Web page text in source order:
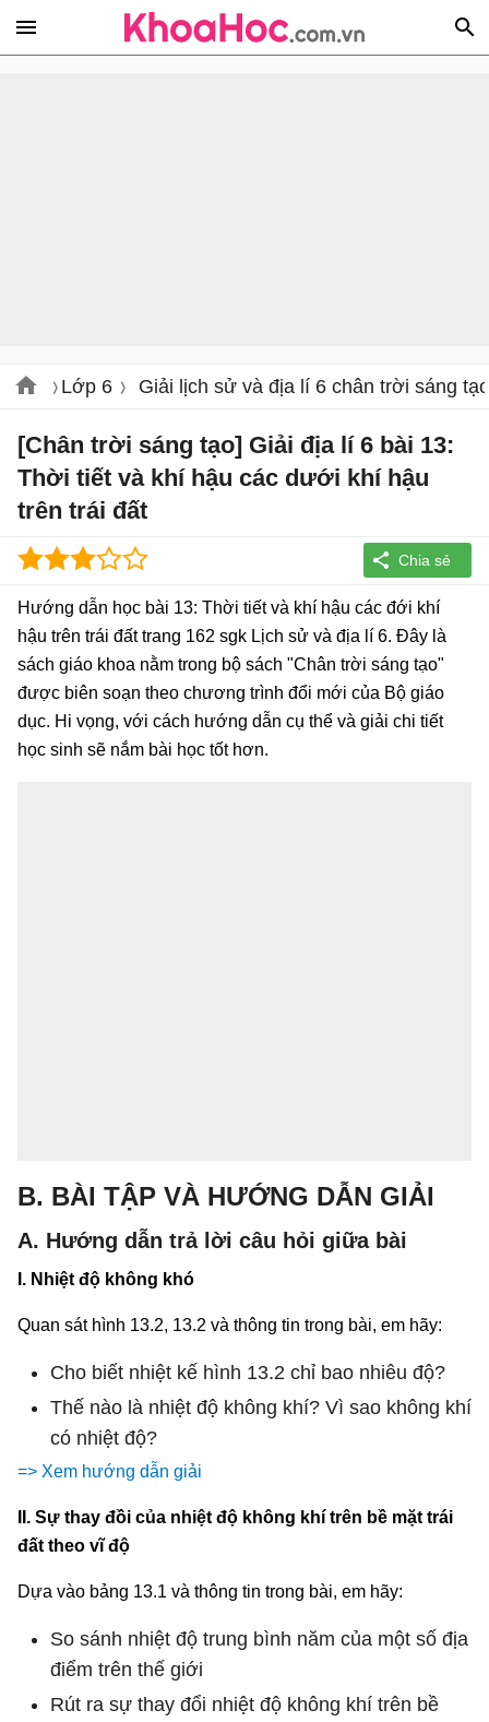
Lớp 6 Giải lịch sử và địa lí 6 chân trời sáng tạo
[Chân trời sáng tạo] Giải địa lí 6 bài 13:
Thời tiết và khí hậu các dưới khí hậu
trên trái đất
Hướng dẫn học bài 13: Thời tiết và khí hậu các đới khí
hậu trên trái đất trang 162 sgk Lịch sử và địa lí 6. Đây là
sách giáo khoa nằm trong bộ sách "Chân trời sáng tạo"
được biên soạn theo chương trình đổi mới của Bộ giáo
dục. Hi vọng, với cách hướng dẫn cụ thể và giải chi tiết
học sinh sẽ nắm bài học tốt hơn.
B. BÀI TẬP VÀ HƯỚNG DẪN GIẢI
A. Hướng dẫn trả lời câu hỏi giữa bài
I. Nhiệt độ không khó
Quan sát hình 13.2, 13.2 và thông tin trong bài, em hãy:
Cho biết nhiệt kế hình 13.2 chỉ bao nhiêu độ?
Thế nào là nhiệt độ không khí? Vì sao không khí
có nhiệt độ?
=> Xem hướng dẫn giải
II. Sự thay đồi của nhiệt độ không khí trên bề mặt trái
đất theo vĩ độ
Dựa vào bảng 13.1 và thông tin trong bài, em hãy:
So sánh nhiệt độ trung bình năm của một số địa
điểm trên thế giới
Rút ra sự thay đổi nhiệt độ không khí trên bề